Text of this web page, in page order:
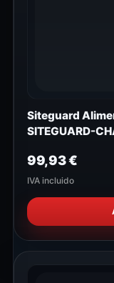
Siteguard
SITEGUARD-
99,93€
IVA incluido